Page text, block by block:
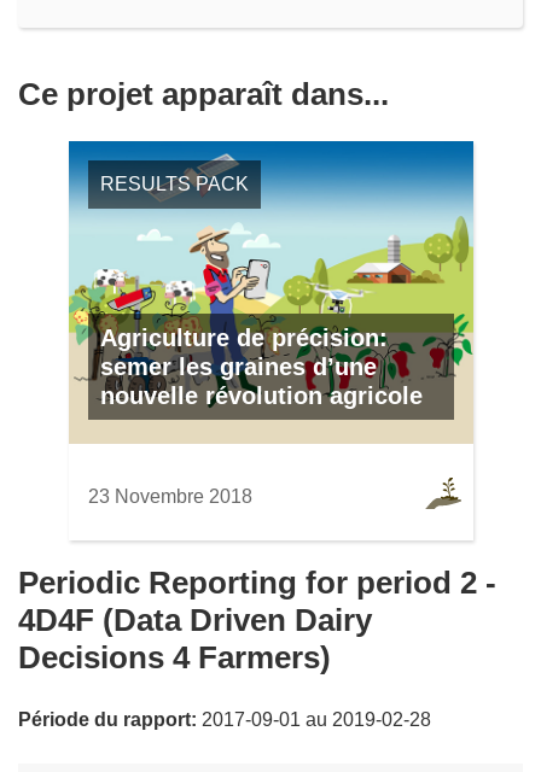
Ce projet apparaît dans...
RESULTS PACK
Agriculture de précision:
semer les graines d’une
nouvelle révolution agricole
23 Novembre 2018
Periodic Reporting for period 2 -
4D4F (Data Driven Dairy
Decisions 4 Farmers)
Période du rapport: 2017-09-01 au 2019-02-28